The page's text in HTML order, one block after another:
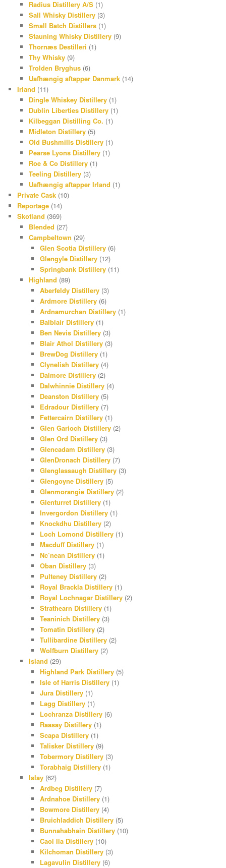
Radius Distillery A/S(1)
Sall Whisky Distillery(3)
Small Batch Distillers(1)
Stauning Whisky Distillery(9)
Thornæs Destilleri (1)
Thy Whisky(9)
Trolden Bryghus(6)
Uafhængig aftapper Danmark(14)
Irland (11)
Dingle Whiskey Distillery(1)
Dublin Liberties Distillery(1)
Kilbeggan Distilling Co. (1)
Midleton Distillery(5)
Old Bushmills Distillery(1)
Pearse Lyons Distillery(1)
Roe & Co Distillery(1)
Teeling Distillery(3)
Uafhængig aftapper Irland (1)
Private Cask (10)
Reportage (14)
Skotland (369)
Blended (27)
Campbeltown (29)
Glen Scotia Distillery (6)
Glengyle Distillery (12)
Springbank Distillery (11)
Highland (89)
Aberfeldy Distillery (3)
Ardmore Distillery (6)
Ardnamurchan Distillery (1)
Balblair Distillery (1)
Ben Nevis Distillery (3)
Blair Athol Distillery (3)
BrewDog Distillery (1)
Clynelish Distillery (4)
Dalmore Distillery (2)
Dalwhinnie Distillery (4)
Deanston Distillery (5)
Edradour Distillery (7)
Fettercairn Distillery (1)
Glen Garioch Distillery (2)
Glen Ord Distillery (3)
Glencadam Distillery (3)
GlenDronach Distillery (7)
Glenglassaugh Distillery (3)
Glengoyne Distillery (5)
Glenmorangie Distillery (2)
Glenturret Distillery (1)
Invergordon Distillery (1)
Knockdhu Distillery (2)
Loch Lomond Distillery (1)
Macduff Distillery (1)
Nc’nean Distillery (1)
Oban Distillery (3)
Pulteney Distillery (2)
Royal Brackla Distillery (1)
Royal Lochnagar Distillery (2)
Strathearn Distillery (1)
Teaninich Distillery (3)
Tomatin Distillery (2)
Tullibardine Distillery (2)
Wolfburn Distillery (2)
Island (29)
Highland Park Distillery (5)
Isle of Harris Distillery (1)
Jura Distillery (1)
Lagg Distillery (1)
Lochranza Distillery (6)
Raasay Distillery (1)
Scapa Distillery (1)
Talisker Distillery (9)
Tobermory Distillery (3)
Torabhaig Distillery (1)
Islay(62)
Ardbeg Distillery (7)
Ardnahoe Distillery (1)
Bowmore Distillery (4)
Bruichladdich Distillery (5)
Bunnahabhain Distillery (10)
Caol Ila Distillery (10)
Kilchoman Distillery (3)
Lagavulin Distillery (6)